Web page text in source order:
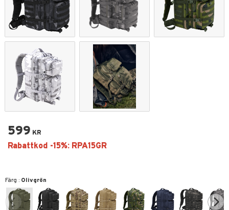
599 KR
Färg : Olivgrön